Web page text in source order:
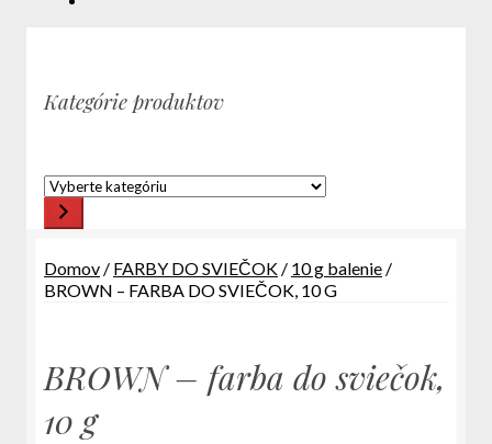
Kategórie produktov
Vyberte
kategóriu
Domov / FARBY DO SVIEČOK / 10 g balenie /
BROWN – FARBA DO SVIEČOK, 10 G
BROWN – farba do sviečok,
10 g